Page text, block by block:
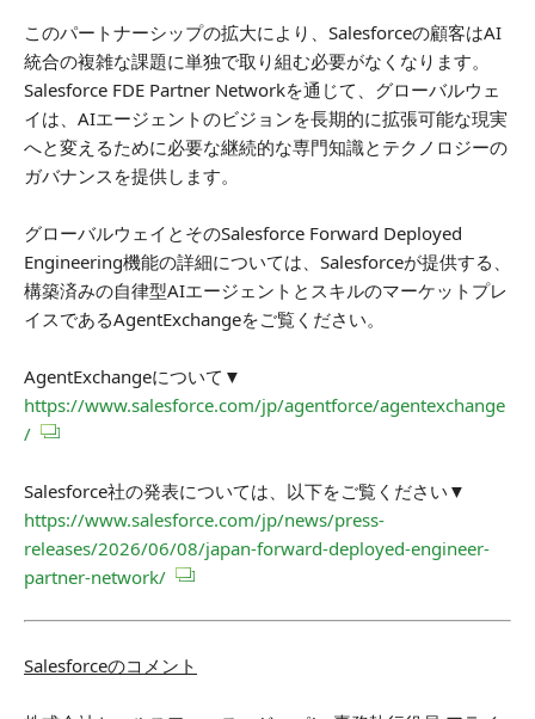
このパートナーシップの拡大により、Salesforceの顧客はAI
統合の複雑な課題に単独で取り組む必要がなくなります。
Salesforce FDE Partner Networkを通じて、グローバルウェ
イは、AIエージェントのビジョンを長期的に拡張可能な現実
へと変えるために必要な継続的な専門知識とテクノロジーの
ガバナンスを提供します。
グローバルウェイとそのSalesforce Forward Deployed
Engineering機能の詳細については、Salesforceが提供する、
構築済みの自律型AIエージェントとスキルのマーケットプレ
イスであるAgentExchangeをご覧ください。
AgentExchangeについて▼
https://www.salesforce.com/jp/agentforce/agentexchange
/
Salesforce社の発表については、以下をご覧ください▼
https://www.salesforce.com/jp/news/press-
releases/2026/06/08/japan-forward-deployed-engineer-
partner-network/
Salesforceのコメント